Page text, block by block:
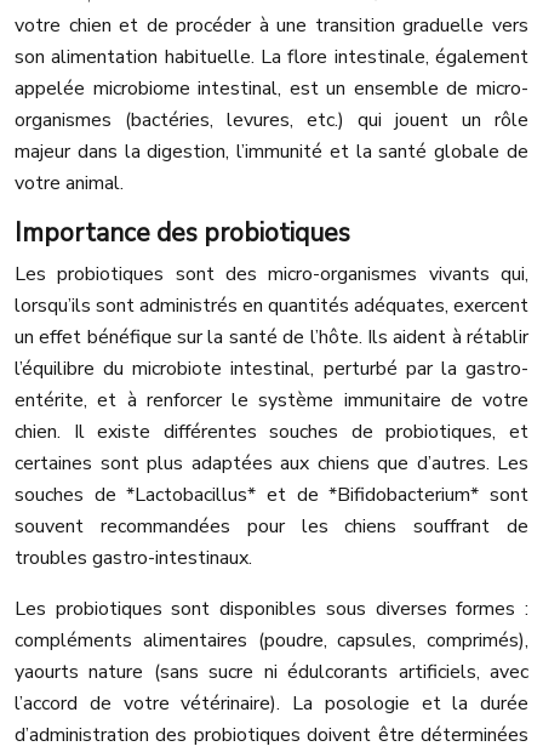
votre chien et de procéder à une transition graduelle vers
son alimentation habituelle. La flore intestinale, également
appelée microbiome intestinal, est un ensemble de micro-
organismes (bactéries, levures, etc.) qui jouent un rôle
majeur dans la digestion, l’immunité et la santé globale de
votre animal.
Importance des probiotiques
Les probiotiques sont des micro-organismes vivants qui,
lorsqu’ils sont administrés en quantités adéquates, exercent
un effet bénéfique sur la santé de l’hôte. Ils aident à rétablir
l’équilibre du microbiote intestinal, perturbé par la gastro-
entérite, et à renforcer le système immunitaire de votre
chien. Il existe différentes souches de probiotiques, et
certaines sont plus adaptées aux chiens que d’autres. Les
souches de *Lactobacillus* et de *Bifidobacterium* sont
souvent recommandées pour les chiens souffrant de
troubles gastro-intestinaux.
Les probiotiques sont disponibles sous diverses formes :
compléments alimentaires (poudre, capsules, comprimés),
yaourts nature (sans sucre ni édulcorants artificiels, avec
l’accord de votre vétérinaire). La posologie et la durée
d’administration des probiotiques doivent être déterminées